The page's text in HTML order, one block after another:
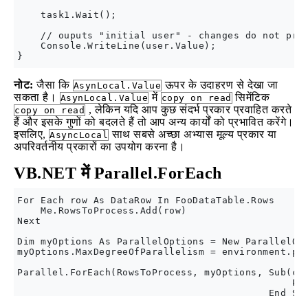
    task1.Wait();
// ouputs "initial user" - changes do not
    Console.WriteLine(user.Value);
नोट: जैसा कि AsynLocal.Value ऊपर के उदाहरण से देखा जा
सकता है।
AsynLocal.Value में copy on read सिमेंटिक
copy on read , लेकिन यदि आप कुछ संदर्भ प्रकार प्रवाहित करते
हैं और इसके गुणों को बदलते हैं तो आप अन्य कार्यों को प्रभावित करेंगे।
इसलिए, AsyncLocal साथ सबसे अच्छा अभ्यास मूल्य प्रकार या
अपरिवर्तनीय प्रकारों का उपयोग करना है।
VB.NET में Parallel.ForEach
For Each row As DataRow In FooDataTable.Rows
    Me.RowsToProcess.Add(row)
Next
Dim myOptions As ParallelOptions = New
myOptions.MaxDegreeOfParallelism =
Parallel.ForEach(RowsToProcess, myOptions,